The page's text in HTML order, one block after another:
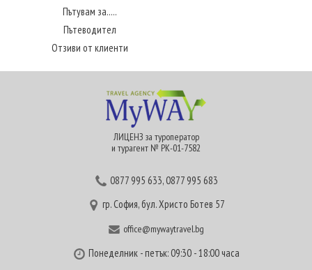
Пътувам за.....
Пътеводител
Отзиви от клиенти
ЛИЦЕНЗ за туроператор
и турагент № РК-01-7582
0877 995 633,0877 995 683
гр. София, бул. Христо Ботев 57
office@mywaytravel.bg
Понеделник - петък: 09:30 - 18:00 часа